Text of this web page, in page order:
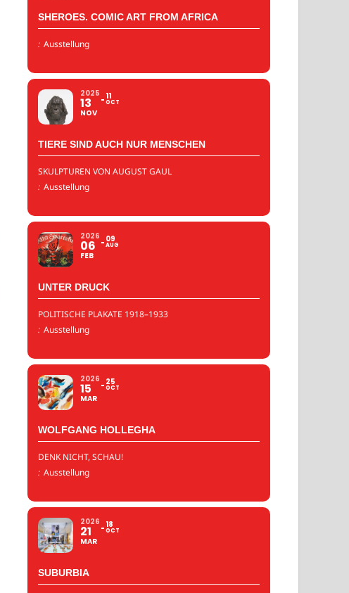
SHEROES. COMIC ART FROM AFRICA
: Ausstellung
2025
13
NOV
11
OCT
TIERE SIND AUCH NUR MENSCHEN
SKULPTUREN VON AUGUST GAUL
: Ausstellung
2026
06
FEB
09
AUG
UNTER DRUCK
POLITISCHE PLAKATE 1918–1933
: Ausstellung
2026
15
MAR
25
OCT
WOLFGANG HOLLEGHA
DENK NICHT, SCHAU!
: Ausstellung
2026
21
MAR
18
OCT
SUBURBIA